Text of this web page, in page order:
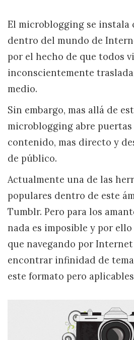
El microblogging se instala
dentro del mundo de
por el hecho de que todos
inconscientemente
medio.
Sin embargo, mas allá de
microblogging abre
contenido, mas directo y
de público.
Actualmente una de las
populares dentro de este
Tumblr. Pero para los
nada es imposible y por
que navegando por
encontrar infinidad de
este formato pero